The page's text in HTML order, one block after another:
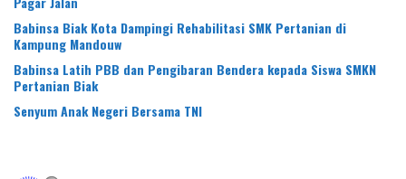
Babinsa Biak Kota Dampingi Rehabilitasi SMK Pertanian di
Kampung Mandouw
Babinsa Latih PBB dan Pengibaran Bendera kepada Siswa SMKN
Pertanian Biak
Senyum Anak Negeri Bersama TNI